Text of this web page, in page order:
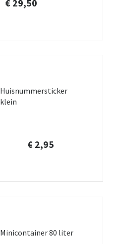
€ 29,50
Huisnummersticker
klein
€ 2,95
Minicontainer 80 liter